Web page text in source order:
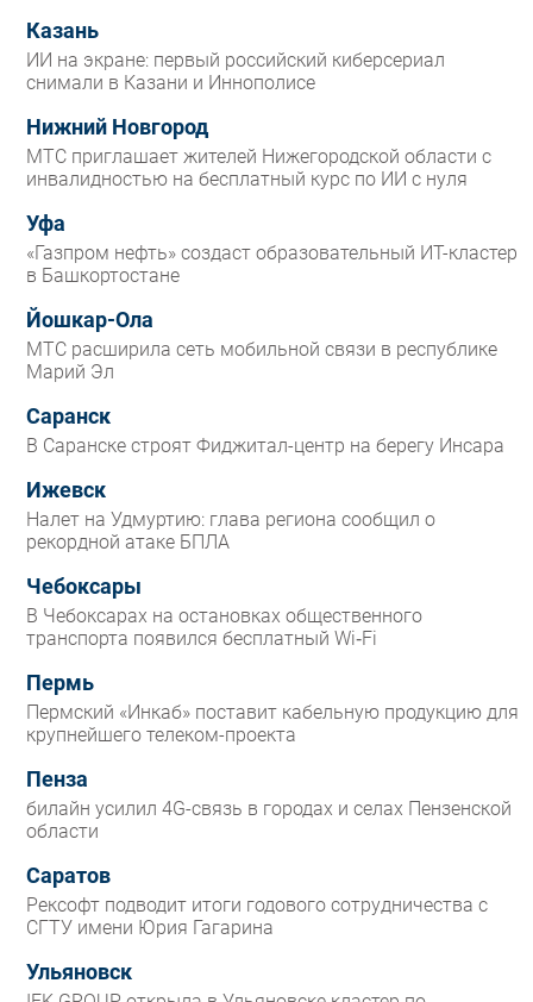
Казань
ИИ на экране: первый российский киберсериал
снимали в Казани и Иннополисе
Нижний Новгород
МТС приглашает жителей Нижегородской области с
инвалидностью на бесплатный курс по ИИ с нуля
Уфа
«Газпром нефть» создаст образовательный ИТ-кластер
в Башкортостане
Йошкар-Ола
МТС расширила сеть мобильной связи в республике
Марий Эл
Саранск
В Саранске строят Фиджитал-центр на берегу Инсара
Ижевск
Налет на Удмуртию: глава региона сообщил о
рекордной атаке БПЛА
Чебоксары
В Чебоксарах на остановках общественного
транспорта появился бесплатный Wi‑Fi
Пермь
Пермский «Инкаб» поставит кабельную продукцию для
крупнейшего телеком-проекта
Пенза
билайн усилил 4G-связь в городах и селах Пензенской
области
Саратов
Рексофт подводит итоги годового сотрудничества с
СГТУ имени Юрия Гагарина
Ульяновск